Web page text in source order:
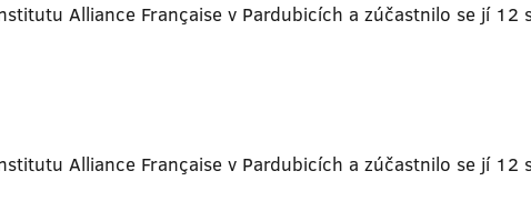
Alliance Française v Pardubicích a zúčastnilo se jí 12
Alliance Française v Pardubicích a zúčastnilo se jí 12